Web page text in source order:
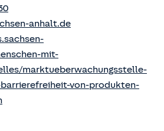
anhalt.de
mit-
marktueberwachungsstelle-
von-produkten-